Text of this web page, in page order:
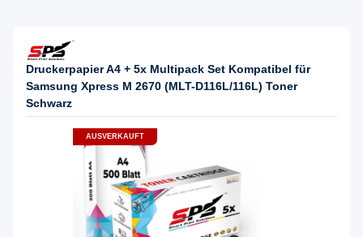
Druckerpapier A4 + 5x Multipack Set Kompatibel für
Samsung Xpress M 2670 (MLT-D116L/116L) Toner
Schwarz
AUSVERKAUFT